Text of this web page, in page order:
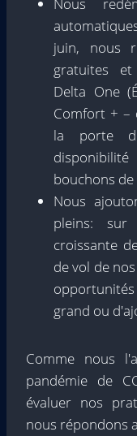
juin, nous
gratuites et
Delta One
Comfort + –
la porte
bouchons de
Nous
pleins:
croissante
de vol de
opportunités
grand ou
Comme nous
pandémie de
évaluer nos
nous répondons